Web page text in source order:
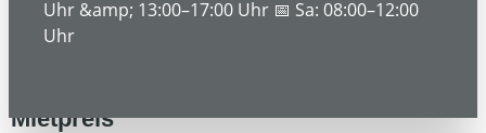
Mietpreis
Uhr &amp; 13:00–17:00 Uhr 📅 Sa: 08:00–12:00
Uhr